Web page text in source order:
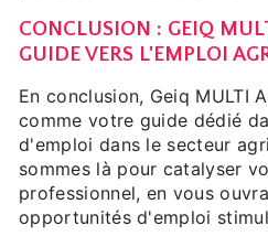
CONCLUSION : GEIQ
GUIDE VERS L'EMPLOI
En conclusion, Geiq MULTI
comme votre guide dédié
d'emploi dans le secteur
sommes là pour catalyser
professionnel, en vous
opportunités d'emploi